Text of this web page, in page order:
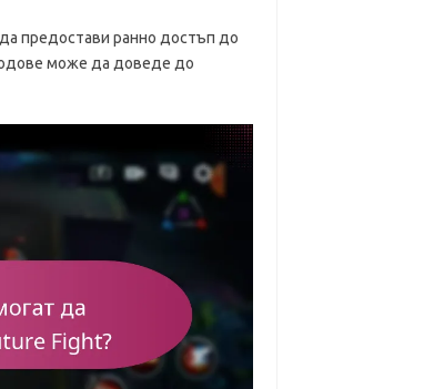
предостави ранно достъп до
може да доведе до